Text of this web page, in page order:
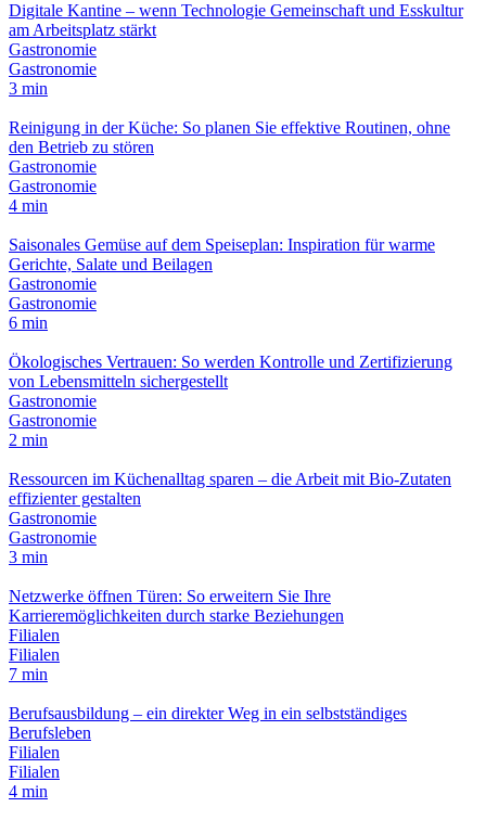
Digitale Kantine – wenn Technologie Gemeinschaft und Esskultur
am Arbeitsplatz stärkt
Gastronomie
Gastronomie
3 min
Reinigung in der Küche: So planen Sie effektive Routinen, ohne
den Betrieb zu stören
Gastronomie
Gastronomie
4 min
Saisonales Gemüse auf dem Speiseplan: Inspiration für warme
Gerichte, Salate und Beilagen
Gastronomie
Gastronomie
6 min
Ökologisches Vertrauen: So werden Kontrolle und Zertifizierung
von Lebensmitteln sichergestellt
Gastronomie
Gastronomie
2 min
Ressourcen im Küchenalltag sparen – die Arbeit mit Bio-Zutaten
effizienter gestalten
Gastronomie
Gastronomie
3 min
Netzwerke öffnen Türen: So erweitern Sie Ihre
Karrieremöglichkeiten durch starke Beziehungen
Filialen
Filialen
7 min
Berufsausbildung – ein direkter Weg in ein selbstständiges
Berufsleben
Filialen
Filialen
4 min